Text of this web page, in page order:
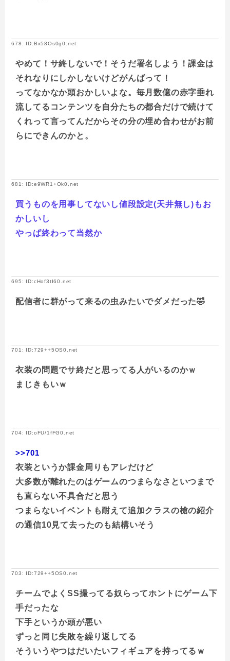
678: ID:Bx58Os0g0.net
やめて！サ終しないで！そうだ署名しよう！課金は
それなりにしかしないけどがんばって！
ってなかなか頭おかしいよな。毎月数億の赤字垂れ
流してるコンテンツを自分たちの都合だけで続けて
くれって言ってんだからその分の埋め合わせがお前
らにできんのかと。
681: ID:e9WR1+Ok0.net
買うものを用事してないし値段設定(天井無し)もお
かしいし
やっぱ終わって当然か
695: ID:cHof3tI60.net
配信者に群がって来るの虫みたいでダメだった🤣
701: ID:729++5OS0.net
衣装の問題でサ終だと思ってる人がいるのかｗ
まじきもいｗ
704: ID:oFU/1fFG0.net
>>701
衣装というか課金周りもアレだけど
大多数が離れたのはゲームのつまらなさといつまで
も直らない不具合だと思う
つまらないイベントも耐えて追加クラスの槍の紹介
の通信10見て去ったのも結構いそう
703: ID:729++5OS0.net
チームでよくSS撮ってる奴らってホントにゲーム下
手だったな
下手というか頭が悪い
ずっと同じ失敗を繰り返してる
そういうやつはだいたいフィギュアを持ってるｗ